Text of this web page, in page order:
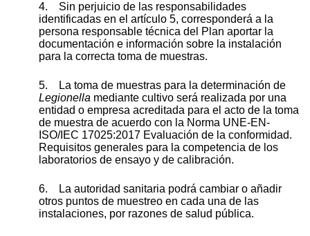
4. Sin perjuicio de las responsabilidades
identificadas en el artículo 5, corresponderá a la
persona responsable técnica del Plan aportar la
documentación e información sobre la instalación
para la correcta toma de muestras.
5. La toma de muestras para la determinación de
Legionella mediante cultivo será realizada por una
entidad o empresa acreditada para el acto de la toma
de muestra de acuerdo con la Norma UNE-EN-
ISO/IEC 17025:2017 Evaluación de la conformidad.
Requisitos generales para la competencia de los
laboratorios de ensayo y de calibración.
6. La autoridad sanitaria podrá cambiar o añadir
otros puntos de muestreo en cada una de las
instalaciones, por razones de salud pública.